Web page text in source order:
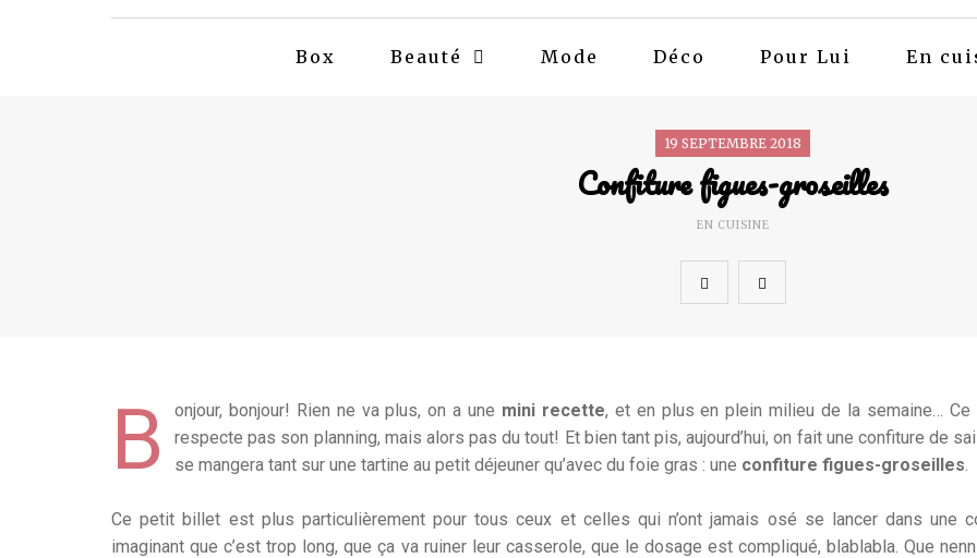
Box Beauté Mode Déco Pour Lui En
19 SEPTEMBRE 2018
Confiture figues-groseilles
EN CUISINE
B onjour, bonjour! Rien ne va plus, on a une mini recette, et en plus en plein milieu de la semaine… Ce
respecte pas son planning, mais alors pas du tout! Et bien tant pis, aujourd’hui, on fait une confiture de
se mangera tant sur une tartine au petit déjeuner qu’avec du foie gras : une confiture figues-groseilles.
Ce petit billet est plus particulièrement pour tous ceux et celles qui n’ont jamais osé se lancer dans une
imaginant que c’est trop long, que ça va ruiner leur casserole, que le dosage est compliqué, blablabla. Que